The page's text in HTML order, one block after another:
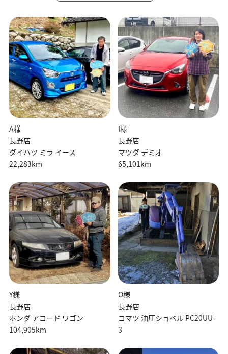
A様
長野店
ダイハツ ミラ イース
22,283km
I様
長野店
マツダ デミオ
65,101km
Y様
長野店
ホンダ アコード ワゴン
104,905km
O様
長野店
コマツ 油圧ショベル PC20UU-
3